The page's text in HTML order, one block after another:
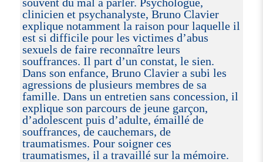
clinicien et psychanalyste, Bruno Clavier
explique notamment la raison pour laquelle il
est si difficile pour les victimes d’abus
sexuels de faire reconnaître leurs
souffrances. Il part d’un constat, le sien.
Dans son enfance, Bruno Clavier a subi les
agressions de plusieurs membres de sa
famille. Dans un entretien sans concession, il
explique son parcours de jeune garçon,
d’adolescent puis d’adulte, émaillé de
souffrances, de cauchemars, de
traumatismes. Pour soigner ces
traumatismes, il a travaillé sur la mémoire.